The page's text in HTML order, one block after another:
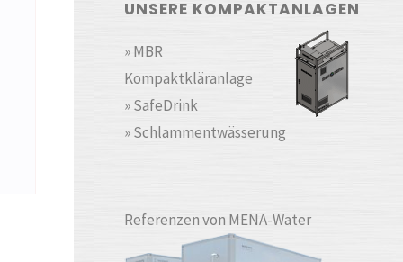
UNSERE KOMPAKTANLAGEN
» MBR
Kompaktkläranlage
» SafeDrink
» Schlammentwässerung
Referenzen von MENA-Water